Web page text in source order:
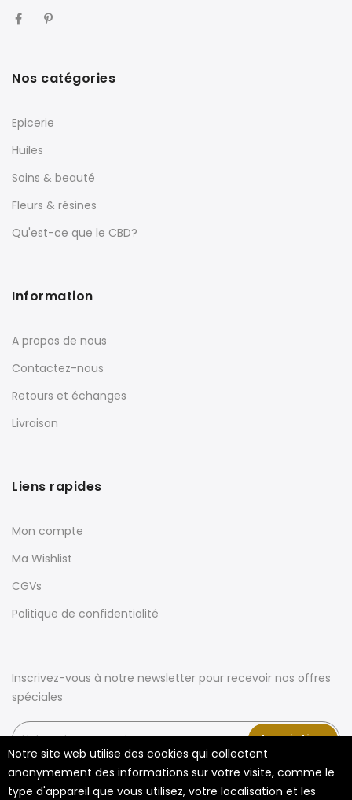
Notre site web utilise des cookies qui collectent
anonymement des informations sur votre visite, comme le
type d'appareil que vous utilisez, votre localisation et les
Nos catégories
Epicerie
Huiles
Soins & beauté
Fleurs & résines
Qu'est-ce que le CBD?
Information
A propos de nous
Contactez-nous
Retours et échanges
Livraison
Liens rapides
Mon compte
Ma Wishlist
CGVs
Politique de confidentialité
Inscrivez-vous à notre newsletter pour recevoir nos offres
spéciales
Inscription